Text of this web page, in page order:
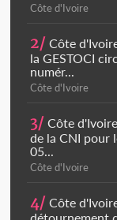
Côte d'Ivoire
2/ Côte
la GESTOCI
numér...
Côte d'Ivoire
3/ Côte
de la CNI pour
05...
Côte d'Ivoire
4/ Côte